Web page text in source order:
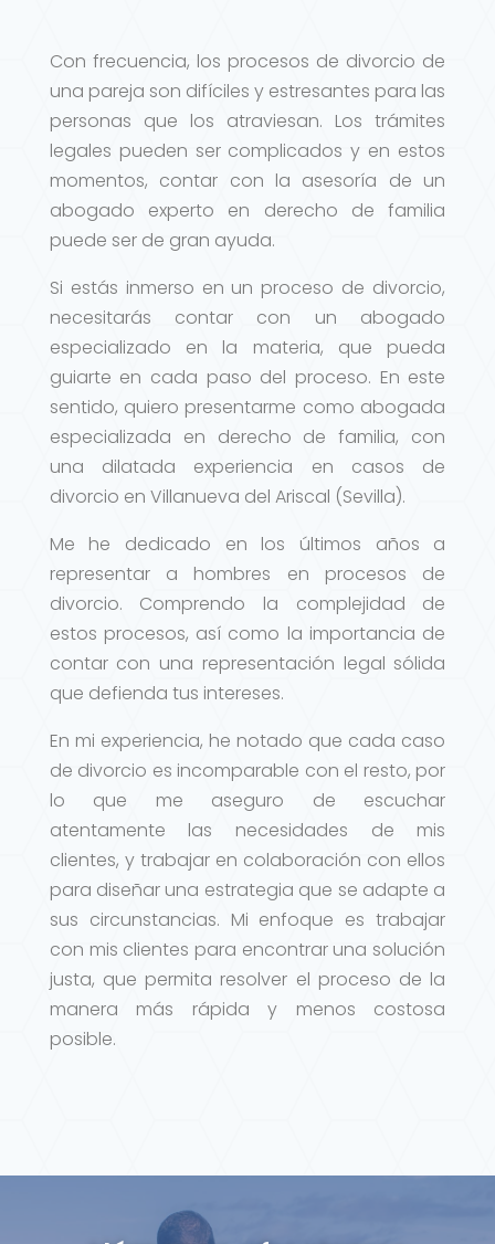
Con frecuencia, los procesos de divorcio de
una pareja son difíciles y estresantes para las
personas que los atraviesan. Los trámites
legales pueden ser complicados y en estos
momentos, contar con la asesoría de un
abogado experto en derecho de familia
puede ser de gran ayuda.
Si estás inmerso en un proceso de divorcio,
necesitarás contar con un abogado
especializado en la materia, que pueda
guiarte en cada paso del proceso. En este
sentido, quiero presentarme como abogada
especializada en derecho de familia, con
una dilatada experiencia en casos de
divorcio en Villanueva del Ariscal (Sevilla).
Me he dedicado en los últimos años a
representar a hombres en procesos de
divorcio. Comprendo la complejidad de
estos procesos, así como la importancia de
contar con una representación legal sólida
que defienda tus intereses.
En mi experiencia, he notado que cada caso
de divorcio es incomparable con el resto, por
lo que me aseguro de escuchar
atentamente las necesidades de mis
clientes, y trabajar en colaboración con ellos
para diseñar una estrategia que se adapte a
sus circunstancias. Mi enfoque es trabajar
con mis clientes para encontrar una solución
justa, que permita resolver el proceso de la
manera más rápida y menos costosa
posible.